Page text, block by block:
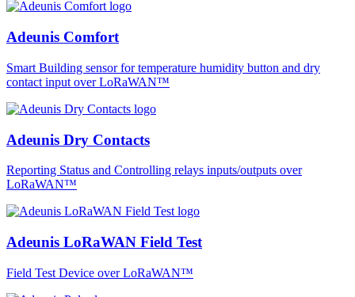
Adeunis Comfort
Smart Building sensor for temperature humidity button and dry
contact input over LoRaWAN™
Adeunis Dry Contacts
Reporting Status and Controlling relays inputs/outputs over
LoRaWAN™
Adeunis LoRaWAN Field Test
Field Test Device over LoRaWAN™